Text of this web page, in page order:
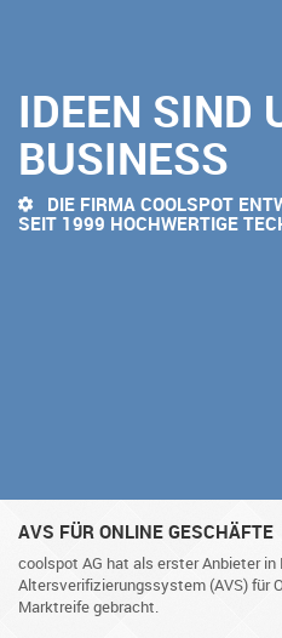
IDEEN SIND
BUSINESS
DIE FIRMA COOLSPOT
SEIT 1999 HOCHWERTIGE
AVS FÜR ONLINE GESCHÄFTE
coolspot AG hat als erster Anbieter
Altersverifizierungssystem (AVS) für
Marktreife gebracht.